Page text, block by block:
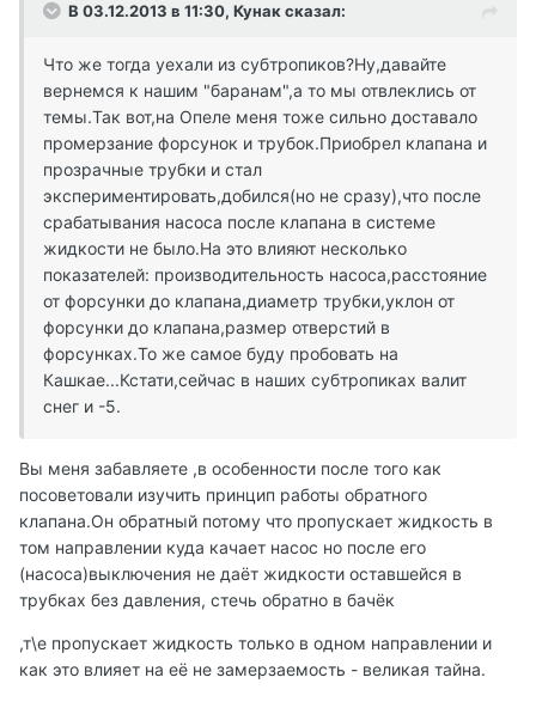
В 03.12.2013 в 11:30, Кунак сказал:
Что же тогда уехали из субтропиков?Ну,давайте
вернемся к нашим "баранам",а то мы отвлеклись от
темы.Так вот,на Опеле меня тоже сильно доставало
промерзание форсунок и трубок.Приобрел клапана и
прозрачные трубки и стал
экспериментировать,добился(но не сразу),что после
срабатывания насоса после клапана в системе
жидкости не было.На это влияют несколько
показателей: производительность насоса,расстояние
от форсунки до клапана,диаметр трубки,уклон от
форсунки до клапана,размер отверстий в
форсунках.То же самое буду пробовать на
Кашкае...Кстати,сейчас в наших субтропиках валит
снег и -5.
Вы меня забавляете ,в особенности после того как
посоветовали изучить принцип работы обратного
клапана.Он обратный потому что пропускает жидкость в
том направлении куда качает насос но после его
(насоса)выключения не даёт жидкости оставшейся в
трубках без давления, стечь обратно в бачёк
,т\е пропускает жидкость только в одном направлении и
как это влияет на её не замерзаемость - великая тайна.